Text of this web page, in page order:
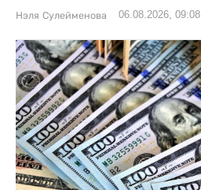
Нэля Сулейменова 06.08.2026, 09:08